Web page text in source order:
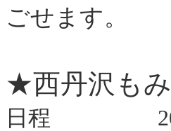
ごせます。
★西丹沢も
日程 2023年